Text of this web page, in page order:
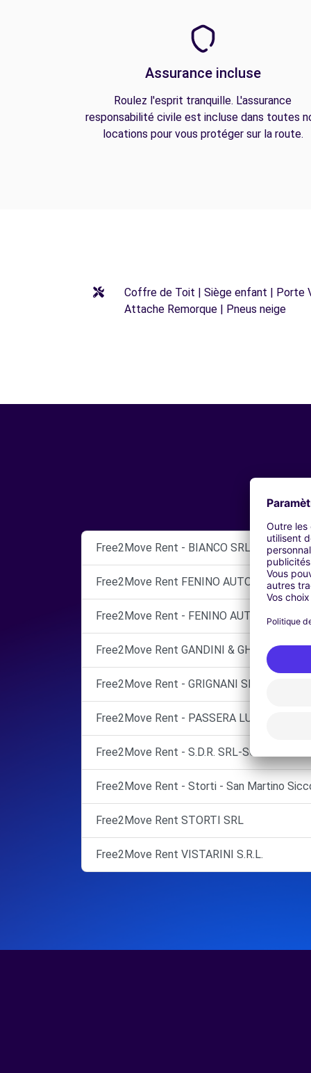
Assurance incluse
Roulez l'esprit tranquille. L'assurance
responsabilité civile est incluse dans toutes
locations pour vous protéger sur la route.
Coffre de Toit | Siège enfant | Porte
Attache Remorque | Pneus neige
Free2Move Rent - BIANCO SRL -
Free2Move Rent FENINO AUTO SRL PAVIA
Free2Move Rent - FENINO AUTO SRL -
Free2Move Rent GANDINI & GHEZZI
Free2Move Rent - GRIGNANI SRL - CAVA
Free2Move Rent - PASSERA LUIGI - BRONI
Free2Move Rent - S.D.R. SRL-
Free2Move Rent - Storti - San Martino
Free2Move Rent STORTI SRL
Free2Move Rent VISTARINI S.R.L.